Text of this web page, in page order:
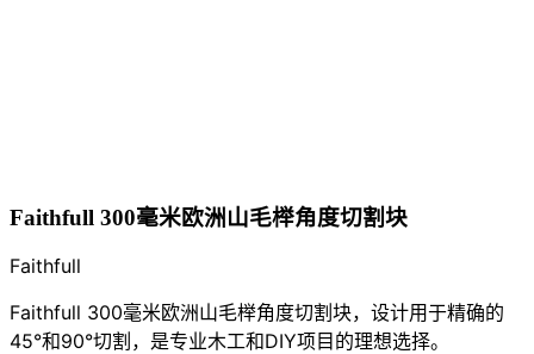
Faithfull 300毫米欧洲山毛榉角度切割块
Faithfull
Faithfull 300毫米欧洲山毛榉角度切割块，设计用于精确的
45°和90°切割，是专业木工和DIY项目的理想选择。